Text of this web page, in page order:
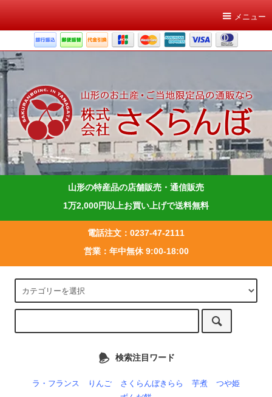
メニュー
山形の特産品の店舗販売・通信販売
1万2,000円以上お買い上げで送料無料
電話注文：0237-47-2111
営業：年中無休 9:00-18:00
検索注目ワード
ラ・フランス りんご さくらんぼきらら 芋煮
つや姫